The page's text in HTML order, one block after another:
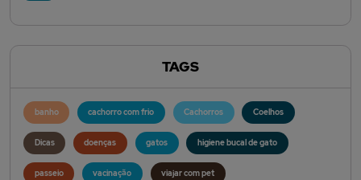
TAGS
banho cachorro com frio Cachorros Coelhos
Dicas doenças gatos higiene bucal de gato
passeio vacinação viajar com pet